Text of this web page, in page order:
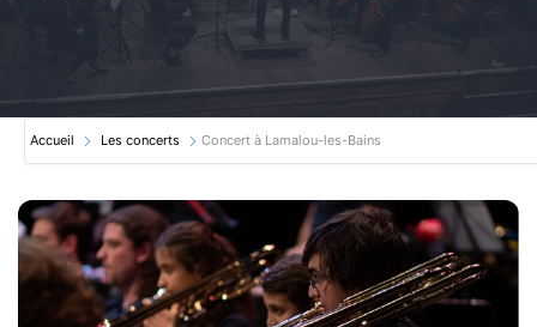
Accueil Les concerts Concert à Lamalou-les-Bains